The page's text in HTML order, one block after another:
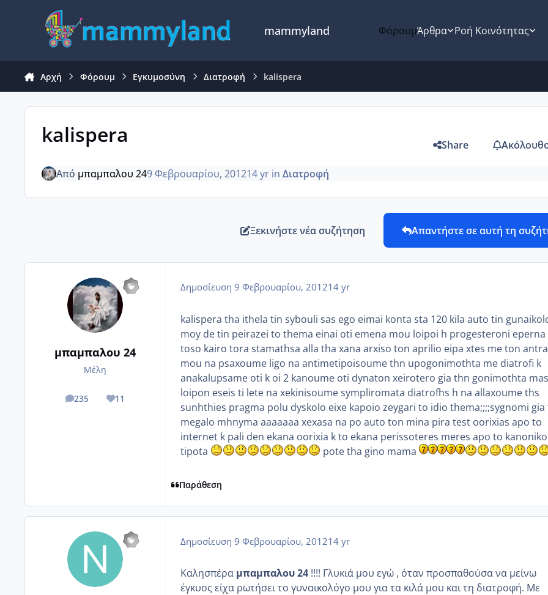
Μετάβαση σε περιεχόμενο
mammyland ΦόρουμΆρθρα Ροή Κοινότητας
Αρχή Φόρουμ Εγκυμοσύνη Διατροφή kalispera
kalispera Share
Από μπαμπαλου 249 Φεβρουαρίου, 201214 yr inΔιατροφή
Ξεκινήστε νέα συζήτηση Απαντήστε σε αυτή τη
μπαμπαλου 24
Μέλη
235
posts 11
Reputation
Δημοσίευση 9 Φεβρουαρίου, 201214 yr
kalispera tha ithela tin sybouli sas ego eimai konta sta 120 kila auto tin
moy de tin peirazei to thema einai oti emena mou loipoi h progesteroni eperna
toso kairo tora stamathsa alla tha xana arxiso ton aprilio eipa xtes me ton antra
mou na psaxoume ligo na antimetipoisoume thn upogonimothta me diatrofi k
anakalupsame oti k oi 2 kanoume oti dynaton xeirotero gia thn gonimothta mas
loipon eseis ti lete na xekinisoume sympliromata diatrofhs h na allaxoume ths
sunhthies pragma polu dyskolo eixe kapoio zeygari to idio thema;;;;sygnomi gia
megalo mhnyma aaaaaaa xexasa na po auto ton mina pira test oorixias apo to
internet k pali den ekana oorixia k to ekana perissoteres meres apo to
tipota
pote tha gino mama
Παράθεση
Δημοσίευση 9 Φεβρουαρίου, 201214 yr
Καλησπέρα μπαμπαλου 24 !!!! Γλυκιά μου εγώ , όταν προσπαθούσα να μείνω
έγκυος είχα ρωτήσει το γυναικολόγο μου για τα κιλά μου και τη διατροφή. Με